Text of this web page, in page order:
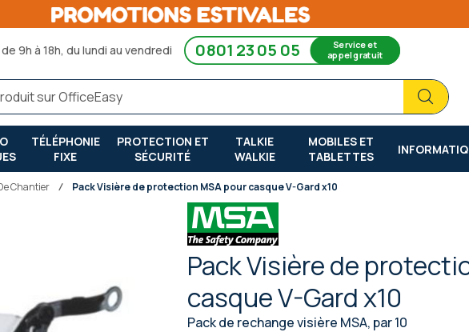
9h à 18h, du lundi au vendredi 0801 23 05 05 Service et
appel gratuit
Chercher
TÉLÉPHONIE
FIXE
PROTECTION ET
SÉCURITÉ
TALKIE
WALKIE
MOBILES ET
TABLETTES
Chantier Pack Visière de protection MSA pour casque V-Gard x10
Pack Visière de
casque V-Gard x10
Pack de rechange visière MSA, par 10